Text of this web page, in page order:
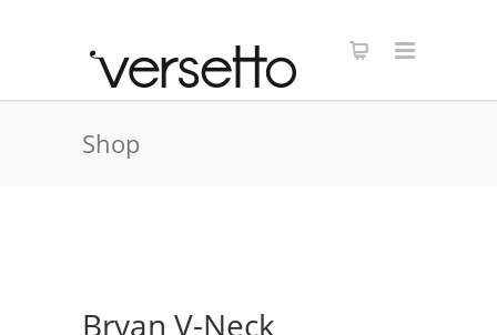
Shop
Bryan V-Neck